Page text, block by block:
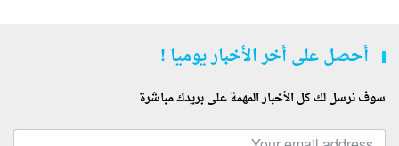
أحصل على أخر الأخبار يوميا !
سوف نرسل لك كل الأخبار المهمة على بريدك مباشرة